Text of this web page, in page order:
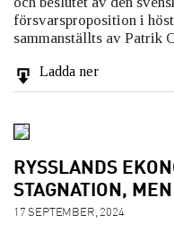
försvarsproposition i
sammanställts av Patrik
Ladda ner
RYSSLANDS
STAGNATION,
17 SEPTEMBER, 2024